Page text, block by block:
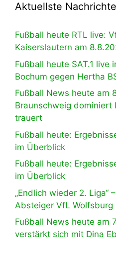
Aktuellste
Fußball heute RTL live:
Kaiserslautern am
Fußball heute SAT.1 live
Bochum gegen Hertha
Fußball News heute am
Braunschweig dominiert
trauert
Fußball heute:
im Überblick
Fußball heute:
im Überblick
„Endlich wieder 2. Liga“
Absteiger VfL
Fußball News heute am
verstärkt sich mit Dina